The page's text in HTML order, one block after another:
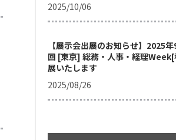
2025/10/06
【展示会出展のお知らせ】2025
回 [東京] 総務・人事・経理
展いたします
2025/08/26